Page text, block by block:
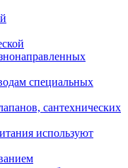
специальных
сантехнических
используют